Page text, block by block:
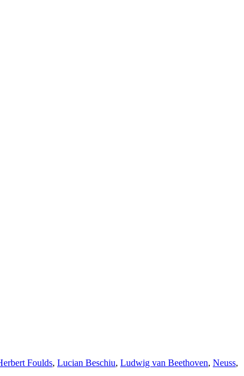
Foulds, Lucian Beschiu, Ludwig van Beethoven, Neuss,